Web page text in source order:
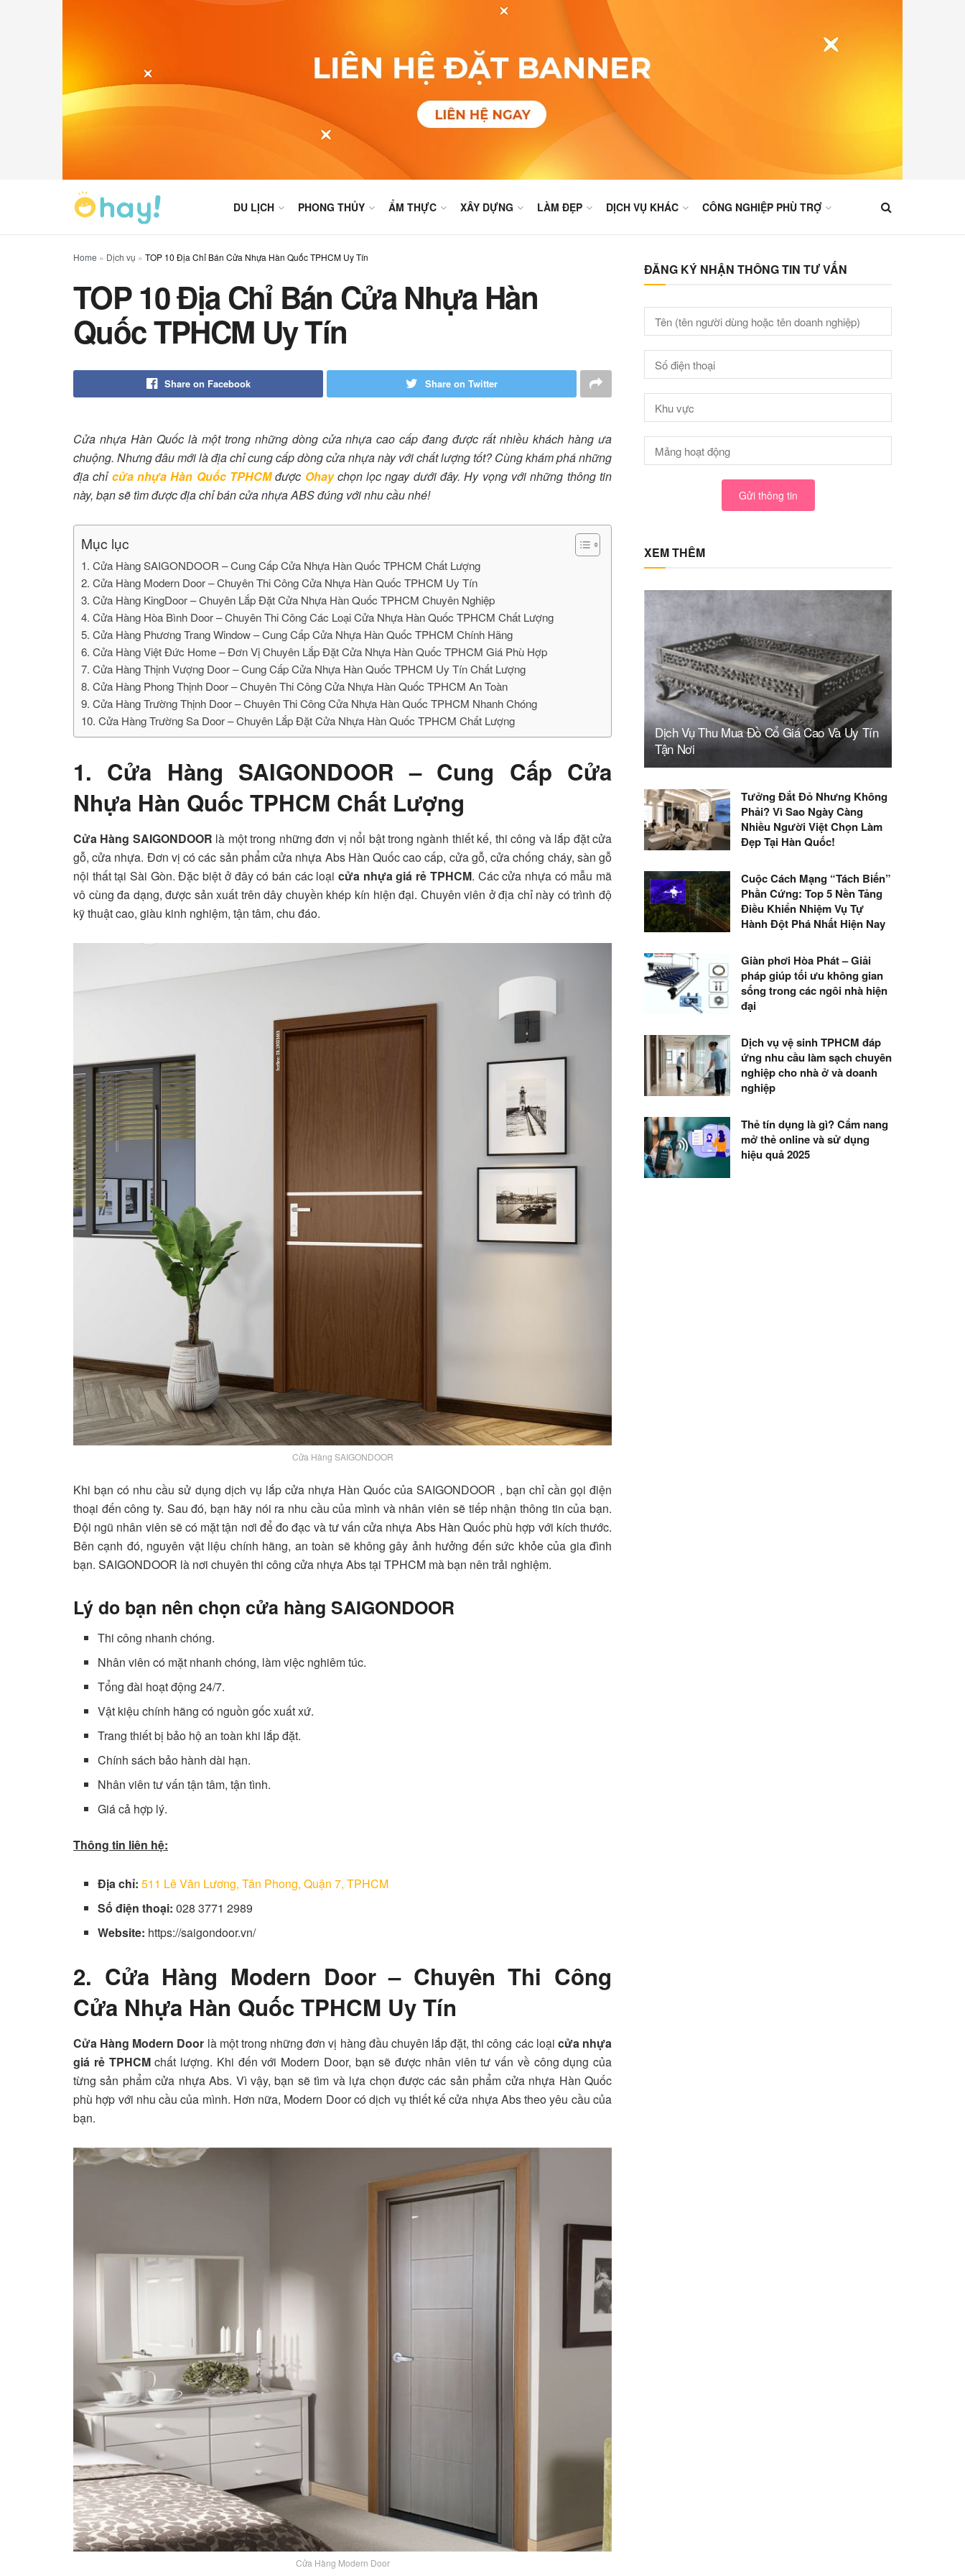
DU LỊCH PHONG THỦY ẨM THỰC XÂY DỰNG LÀM ĐẸP DỊCH VỤ KHÁC CÔNG NGHIỆP PHÙ TRỢ
Home » Dịch vụ » TOP 10 Địa Chỉ Bán Cửa Nhựa Hàn Quốc TPHCM Uy Tín
TOP 10 Địa Chỉ Bán Cửa Nhựa Hàn
Quốc TPHCM Uy Tín
Share on Facebook Share on Twitter
Cửa nhựa Hàn Quốc là một trong những dòng cửa nhựa cao cấp đang được rất nhiều khách hàng ưa
chuộng. Nhưng đâu mới là địa chỉ cung cấp dòng cửa nhựa này với chất lượng tốt? Cùng khám phá những
địa chỉcửa nhựa Hàn Quốc TPHCMđược Ohaychọn lọc ngay dưới đây. Hy vọng với những thông tin
này, bạn sẽ tìm được địa chỉ bán cửa nhựa ABS đúng với nhu cầu nhé!
Mục lục
1. Cửa Hàng SAIGONDOOR – Cung Cấp Cửa Nhựa Hàn Quốc TPHCM Chất Lượng
2. Cửa Hàng Modern Door – Chuyên Thi Công Cửa Nhựa Hàn Quốc TPHCM Uy Tín
3. Cửa Hàng KingDoor – Chuyên Lắp Đặt Cửa Nhựa Hàn Quốc TPHCM Chuyên Nghiệp
4. Cửa Hàng Hòa Bình Door – Chuyên Thi Công Các Loại Cửa Nhựa Hàn Quốc TPHCM Chất Lượng
5. Cửa Hàng Phương Trang Window – Cung Cấp Cửa Nhựa Hàn Quốc TPHCM Chính Hãng
6. Cửa Hàng Việt Đức Home – Đơn Vị Chuyên Lắp Đặt Cửa Nhựa Hàn Quốc TPHCM Giá Phù Hợp
7. Cửa Hàng Thịnh Vượng Door – Cung Cấp Cửa Nhựa Hàn Quốc TPHCM Uy Tín Chất Lượng
8. Cửa Hàng Phong Thịnh Door – Chuyên Thi Công Cửa Nhựa Hàn Quốc TPHCM An Toàn
9. Cửa Hàng Trường Thịnh Door – Chuyên Thi Công Cửa Nhựa Hàn Quốc TPHCM Nhanh Chóng
10. Cửa Hàng Trường Sa Door – Chuyên Lắp Đặt Cửa Nhựa Hàn Quốc TPHCM Chất Lượng
1. Cửa Hàng SAIGONDOOR – Cung Cấp Cửa
Nhựa Hàn Quốc TPHCM Chất Lượng
Cửa Hàng SAIGONDOOR là một trong những đơn vị nổi bật trong ngành thiết kế, thi công và lắp đặt cửa
gỗ, cửa nhựa. Đơn vị có các sản phẩm cửa nhựa Abs Hàn Quốc cao cấp, cửa gỗ, cửa chống cháy, sàn gỗ
nội thất tại Sài Gòn. Đặc biệt ở đây có bán các loạicửa nhựa giá rẻ TPHCM. Các cửa nhựa có mẫu mã
vô cùng đa dạng, được sản xuất trên dây chuyền khép kín hiện đại. Chuyên viên ở địa chỉ này có trình độ
kỹ thuật cao, giàu kinh nghiệm, tận tâm, chu đáo.
Cửa Hàng SAIGONDOOR
Khi bạn có nhu cầu sử dụng dịch vụ lắp cửa nhựa Hàn Quốc củaSAIGONDOOR , bạn chỉ cần gọi điện
thoại đến công ty. Sau đó, bạn hãy nói ra nhu cầu của mình và nhân viên sẽ tiếp nhận thông tin của bạn.
Đội ngũ nhân viên sẽ có mặt tận nơi để đo đạc và tư vấn cửa nhựa Abs Hàn Quốc phù hợp với kích thước.
Bên cạnh đó, nguyên vật liệu chính hãng, an toàn sẽ không gây ảnh hưởng đến sức khỏe của gia đình
bạn. SAIGONDOOR là nơi chuyên thi công cửa nhựa Abs tại TPHCM mà bạn nên trải nghiệm.
Lý do bạn nên chọn cửa hàng SAIGONDOOR
Thi công nhanh chóng.
Nhân viên có mặt nhanh chóng, làm việc nghiêm túc.
Tổng đài hoạt động 24/7.
Vật kiệu chính hãng có nguồn gốc xuất xứ.
Trang thiết bị bảo hộ an toàn khi lắp đặt.
Chính sách bảo hành dài hạn.
Nhân viên tư vấn tận tâm, tận tình.
Giá cả hợp lý.
Thông tin liên hệ:
Địa chỉ: 511 Lê Văn Lương, Tân Phong, Quận 7, TPHCM
Số điện thoại: 028 3771 2989
Website: https://saigondoor.vn/
2. Cửa Hàng Modern Door – Chuyên Thi Công
Cửa Nhựa Hàn Quốc TPHCM Uy Tín
Cửa Hàng Modern Door là một trong những đơn vị hàng đầu chuyên lắp đặt, thi công các loại cửa nhựa
giá rẻ TPHCMchất lượng. Khi đến với Modern Door, bạn sẽ được nhân viên tư vấn về công dụng của
từng sản phẩm cửa nhựa Abs. Vì vậy, bạn sẽ tìm và lựa chọn được các sản phẩm cửa nhựa Hàn Quốc
phù hợp với nhu cầu của mình. Hơn nữa, Modern Doorcó dịch vụ thiết kế cửa nhựa Abs theo yêu cầu của
bạn.
Cửa Hàng Modern Door
ĐĂNG KÝ NHẬN THÔNG TIN TƯ VẤN
Gửi thông tin
XEM THÊM
Dịch Vụ Thu Mua Đồ Cổ Giá Cao Và Uy Tín
Tận Nơi
Tưởng Đắt Đỏ Nhưng Không
Phải? Vì Sao Ngày Càng
Nhiều Người Việt Chọn Làm
Đẹp Tại Hàn Quốc!
Cuộc Cách Mạng “Tách Biến”
Phần Cứng: Top 5 Nền Tảng
Điều Khiển Nhiệm Vụ Tự
Hành Đột Phá Nhất Hiện Nay
Giàn phơi Hòa Phát – Giải
pháp giúp tối ưu không gian
sống trong các ngôi nhà hiện
đại
Dịch vụ vệ sinh TPHCM đáp
ứng nhu cầu làm sạch chuyên
nghiệp cho nhà ở và doanh
nghiệp
Thẻ tín dụng là gì? Cẩm nang
mở thẻ online và sử dụng
hiệu quả 2025